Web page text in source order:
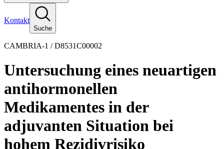
Kontakt
Suche
CAMBRIA-1 / D8531C00002
Untersuchung eines neuartigen
antihormonellen
Medikamentes in der
adjuvanten Situation bei
hohem Rezidivrisiko